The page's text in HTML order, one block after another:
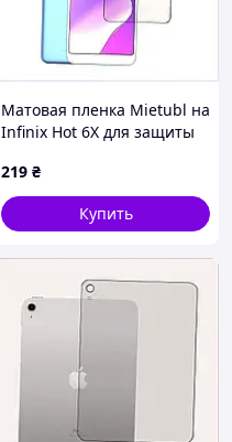
Матовая пленка Mietubl на
Infinix Hot 6X для защиты
219 ₴
Купить